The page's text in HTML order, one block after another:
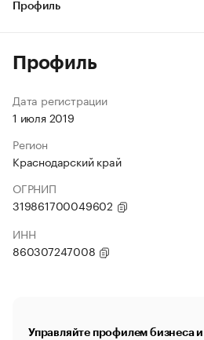
Профиль
Профиль
Дата регистрации
1 июля 2019
Регион
Краснодарский край
ОГРНИП
319861700049602
ИНН
860307247008
Управляйте профилем бизнеса